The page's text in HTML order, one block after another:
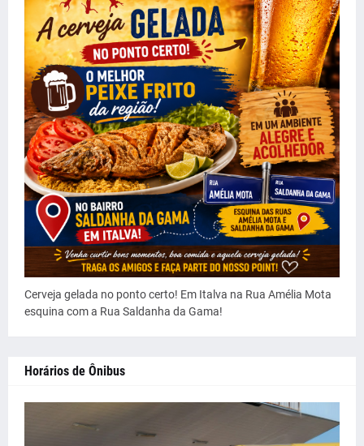
Cerveja gelada no ponto certo! Em Italva na Rua Amélia Mota
esquina com a Rua Saldanha da Gama!
Horários de Ônibus